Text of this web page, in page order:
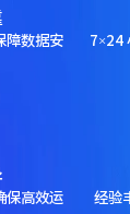
障数据安
7×24
保高效运
经验